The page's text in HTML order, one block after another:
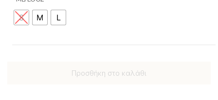
S M L
Προσθήκη στο καλάθι